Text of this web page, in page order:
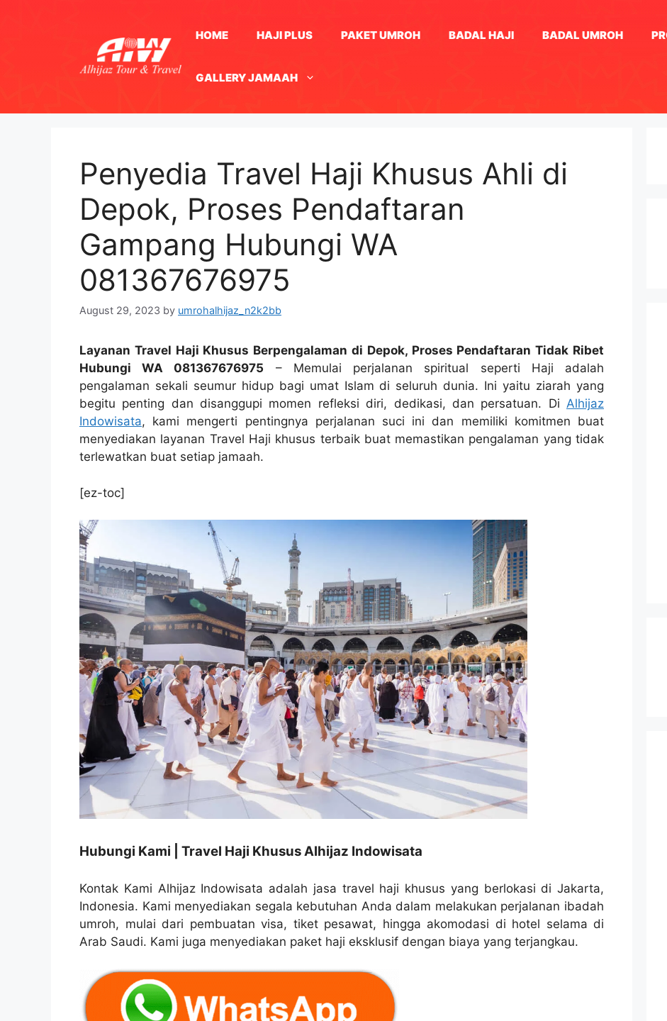
HOME HAJI PLUS PAKET UMROH BADAL HAJI BADAL UMROH
GALLERY JAMAAH
Penyedia Travel Haji Khusus Ahli di
Depok, Proses Pendaftaran
Gampang Hubungi WA
081367676975
August 29, 2023 by umrohalhijaz_n2k2bb
Layanan Travel Haji Khusus Berpengalaman di Depok, Proses Pendaftaran Tidak Ribet
Hubungi WA 081367676975 – Memulai perjalanan spiritual seperti Haji adalah
pengalaman sekali seumur hidup bagi umat Islam di seluruh dunia. Ini yaitu ziarah yang
begitu penting dan disanggupi momen refleksi diri, dedikasi, dan persatuan. Di Alhijaz
Indowisata, kami mengerti pentingnya perjalanan suci ini dan memiliki komitmen buat
menyediakan layanan Travel Haji khusus terbaik buat memastikan pengalaman yang tidak
terlewatkan buat setiap jamaah.
[ez-toc]
Hubungi Kami | Travel Haji Khusus Alhijaz Indowisata
Kontak Kami Alhijaz Indowisata adalah jasa travel haji khusus yang berlokasi di Jakarta,
Indonesia. Kami menyediakan segala kebutuhan Anda dalam melakukan perjalanan ibadah
umroh, mulai dari pembuatan visa, tiket pesawat, hingga akomodasi di hotel selama di
Arab Saudi. Kami juga menyediakan paket haji eksklusif dengan biaya yang terjangkau.